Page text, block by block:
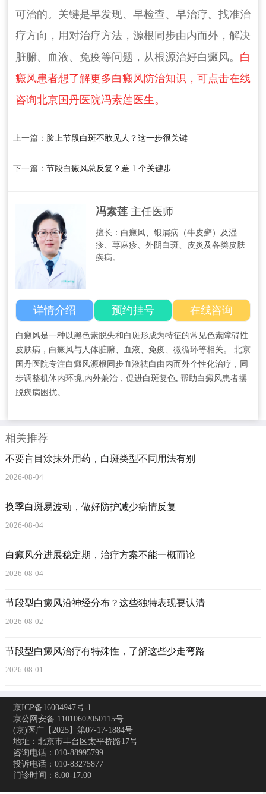
可治的。关键是早发现、早检查、早治疗。找准治
疗方向，用对治疗方法，源根同步由内而外，解决
脏腑、血液、免疫等问题，从根源治好白癜风。 白
癜风患者想了解更多白癜风防治知识，可点击在线
咨询北京国丹医院冯素莲医生。
上一篇： 脸上节段白斑不敢见人？这一步很关键
下一篇： 节段白癜风总反复？差 1 个关键步
冯素莲 主任医师
擅长：白癜风、银屑病（牛皮癣）​及​湿
疹、荨麻疹、外阴白斑、皮炎及各类皮肤
疾病。
详情介绍 预约挂号 在线咨询
白癜风是一种以黑色素脱失和白斑形成为特征的常见色素障碍性
皮肤病，白癜风与人体脏腑、血液、免疫、微循环等相关。 北京
国丹医院专注白癜风源根同步血液祛白由内而外个性化治疗，同
步调整机体内环境,内外兼治，促进白斑复色, 帮助白癜风患者摆
脱疾病困扰。
相关推荐
不要盲目涂抹外用药，白斑类型不同用法有别
2026-08-04
换季白斑易波动，做好防护减少病情反复
2026-08-04
白癜风分进展稳定期，治疗方案不能一概而论
2026-08-04
节段型白癜风沿神经分布？这些独特表现要认清
2026-08-02
节段型白癜风治疗有特殊性，了解这些少走弯路
2026-08-01
京ICP备16004947号-1
京公网安备 11010602050115号
(京)医广【2025】第07-17-1884号
地址：北京市丰台区太平桥路17号
咨询电话：010-88995799
投诉电话：010-83275877
门诊时间：8:00-17:00